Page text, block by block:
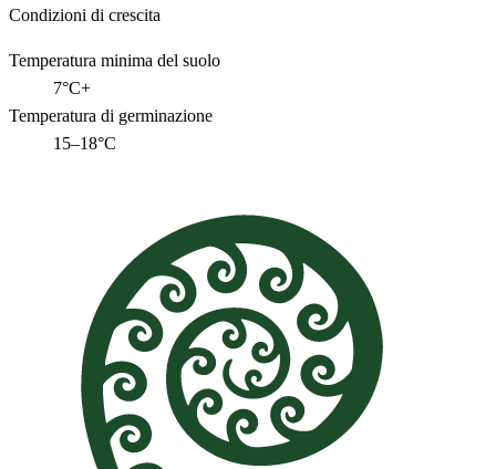
Condizioni di crescita
Temperatura minima del suolo
7°C+
Temperatura di germinazione
15–18°C